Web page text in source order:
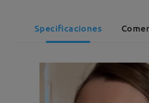
Specificaciones